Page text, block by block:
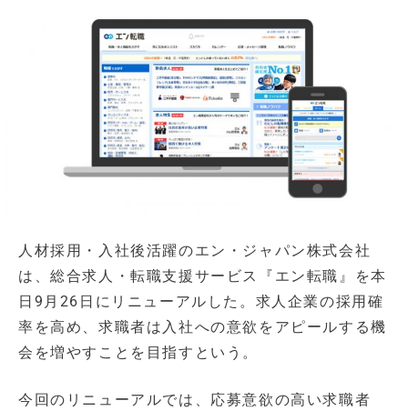
人材採用・入社後活躍のエン・ジャパン株式会社
は、総合求人・転職支援サービス『エン転職』を本
日9月26日にリニューアルした。求人企業の採用確
率を高め、求職者は入社への意欲をアピールする機
会を増やすことを目指すという。
今回のリニューアルでは、応募意欲の高い求職者